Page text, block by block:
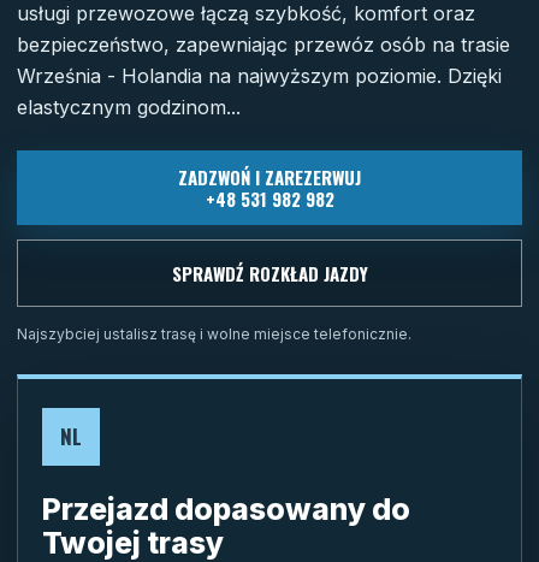
usługi przewozowe łączą szybkość, komfort oraz
bezpieczeństwo, zapewniając przewóz osób na trasie
Września - Holandia na najwyższym poziomie. Dzięki
elastycznym godzinom...
ZADZWOŃ I ZAREZERWUJ
+48 531 982 982
SPRAWDŹ ROZKŁAD JAZDY
Najszybciej ustalisz trasę i wolne miejsce telefonicznie.
NL
Przejazd dopasowany do
Twojej trasy